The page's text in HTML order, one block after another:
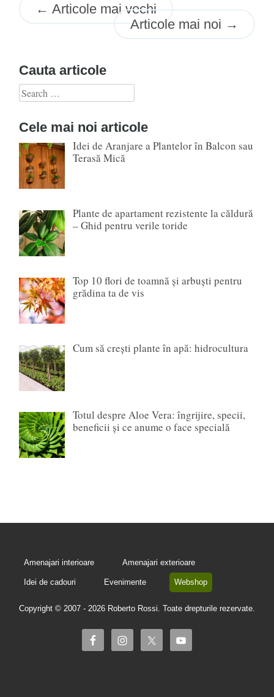
Posts
← Articole mai vechi
Articole mai noi →
Cauta articole
Search
Cele mai noi articole
Idei de Aranjare a Plantelor în Balcon sau
Terasă Mică
Plante de apartament rezistente la căldură
– Ghid pentru verile toride
Top 10 flori de toamnă și arbuști pentru
grădina ta de vis
Cum să crești plante în apă: hidrocultura
Totul despre Aloe Vera: îngrijire, specii,
beneficii și ce anume o face specială
Amenajari interioare Amenajari exterioare
Idei de cadouri Evenimente Webshop
Copyright © 2007 - 2026 Roberto Rossi. Toate drepturile rezervate.